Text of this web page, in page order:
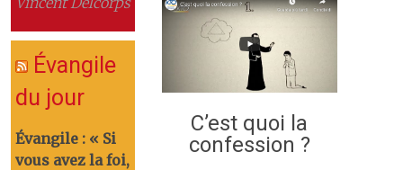
Évangile
du jour
Évangile : « Si
vous avez la foi,
C’est quoi la
confession ?